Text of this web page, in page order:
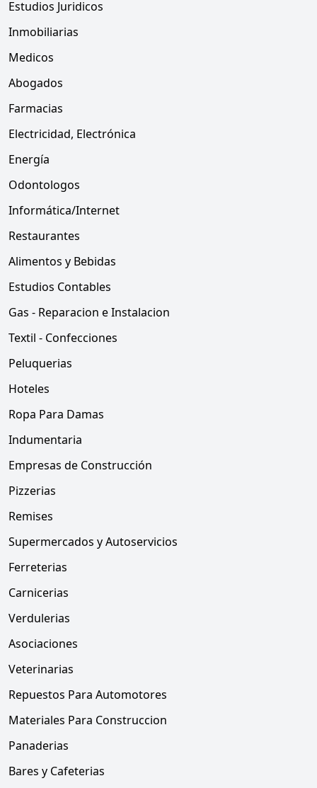
Estudios Juridicos
Inmobiliarias
Medicos
Abogados
Farmacias
Electricidad, Electrónica
Energía
Odontologos
Informática/Internet
Restaurantes
Alimentos y Bebidas
Estudios Contables
Gas - Reparacion e Instalacion
Textil - Confecciones
Peluquerias
Hoteles
Ropa Para Damas
Indumentaria
Empresas de Construcción
Pizzerias
Remises
Supermercados y Autoservicios
Ferreterias
Carnicerias
Verdulerias
Asociaciones
Veterinarias
Repuestos Para Automotores
Materiales Para Construccion
Panaderias
Bares y Cafeterias